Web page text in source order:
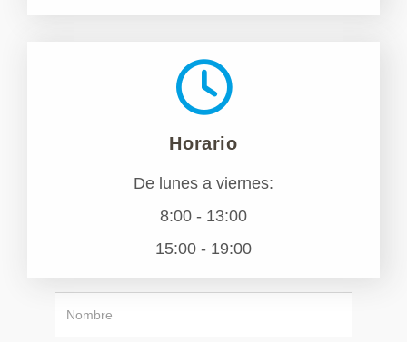
Horario
De lunes a viernes:
8:00 - 13:00
15:00 - 19:00